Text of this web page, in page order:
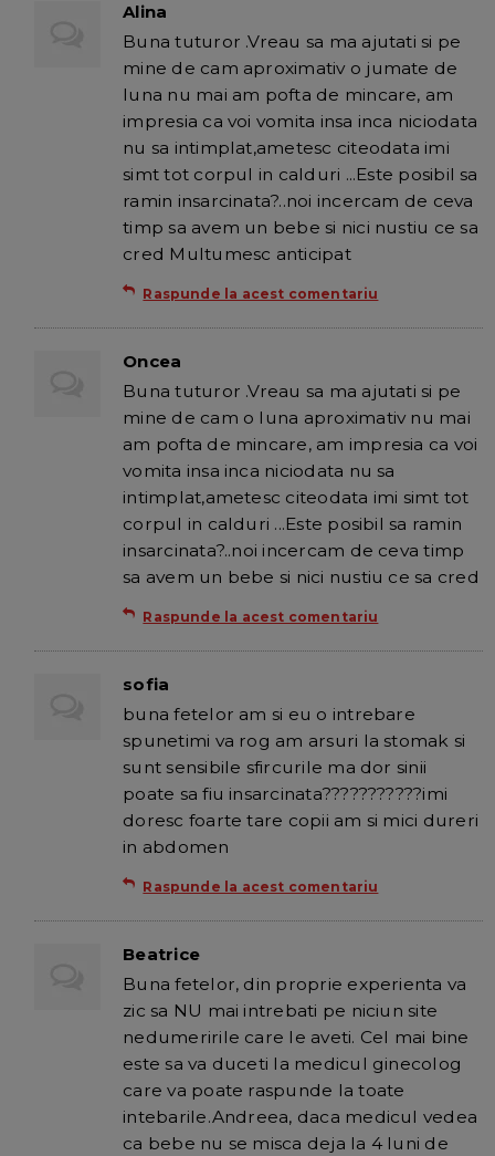
Alina
Buna tuturor .Vreau sa ma ajutati si pe
mine de cam aproximativ o jumate de
luna nu mai am pofta de mincare, am
impresia ca voi vomita insa inca niciodata
nu sa intimplat,ametesc citeodata imi
simt tot corpul in calduri ...Este posibil sa
ramin insarcinata?..noi incercam de ceva
timp sa avem un bebe si nici nustiu ce sa
cred Multumesc anticipat
Raspunde la acest comentariu
Oncea
Buna tuturor .Vreau sa ma ajutati si pe
mine de cam o luna aproximativ nu mai
am pofta de mincare, am impresia ca voi
vomita insa inca niciodata nu sa
intimplat,ametesc citeodata imi simt tot
corpul in calduri ...Este posibil sa ramin
insarcinata?..noi incercam de ceva timp
sa avem un bebe si nici nustiu ce sa cred
Raspunde la acest comentariu
sofia
buna fetelor am si eu o intrebare
spunetimi va rog am arsuri la stomak si
sunt sensibile sfircurile ma dor sinii
poate sa fiu insarcinata???????????imi
doresc foarte tare copii am si mici dureri
in abdomen
Raspunde la acest comentariu
Beatrice
Buna fetelor, din proprie experienta va
zic sa NU mai intrebati pe niciun site
nedumeririle care le aveti. Cel mai bine
este sa va duceti la medicul ginecolog
care va poate raspunde la toate
intebarile.Andreea, daca medicul vedea
ca bebe nu se misca deja la 4 luni de